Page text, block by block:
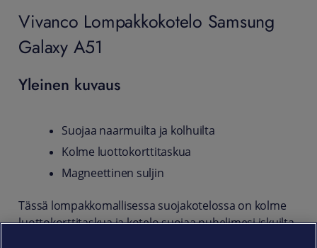
Vivanco Lompakkokotelo Samsung
Galaxy A51
Yleinen kuvaus
Suojaa naarmuilta ja kolhuilta
Kolme luottokorttitaskua
Magneettinen suljin
Tässä lompakkomallisessa suojakotelossa on kolme
luottokorttitaskua ja kotelo suojaa puhelimesi iskuilta